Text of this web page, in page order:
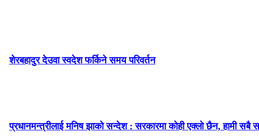
शेरबहादुर देउवा स्वदेश फर्किने समय परिवर्तन
प्रधानमन्त्रीलाई मनिष झाको सन्देश : सरकारमा कोही एक्लो छैन, हामी सबै